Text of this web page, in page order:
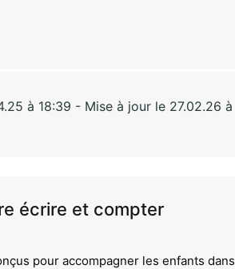
à 18:39 - Mise à jour le 27.02.26 à
écrire et compter
pour accompagner les enfants dans